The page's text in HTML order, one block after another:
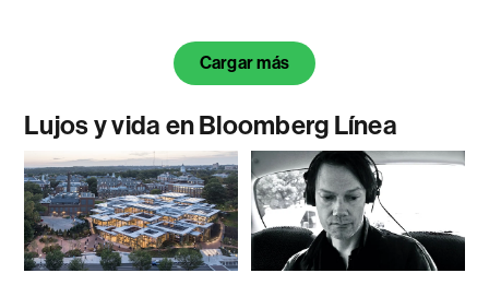
Cargar más
Lujos y vida en Bloomberg Línea